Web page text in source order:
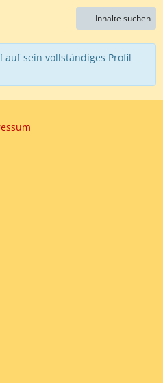
Inhalte suchen
auf sein vollständiges Profil